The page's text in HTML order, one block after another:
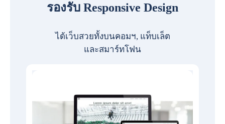
รองรับ Responsive Design
ได้เว็บสวยทั้งบนคอมฯ, แท็บเล็ต
และสมาร์ทโฟน